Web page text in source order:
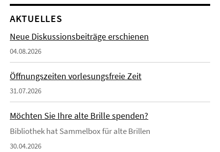
AKTUELLES
Neue Diskussionsbeiträge erschienen
04.08.2026
Öffnungszeiten vorlesungsfreie Zeit
31.07.2026
Möchten Sie Ihre alte Brille spenden?
Bibliothek hat Sammelbox für alte Brillen
30.04.2026